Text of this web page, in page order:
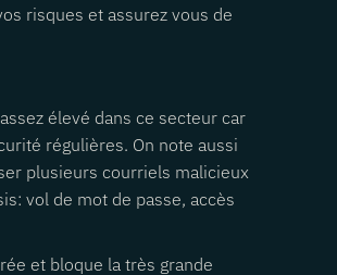
risques et assurez vous de
élevé dans ce secteur car
régulières. On note aussi
plusieurs courriels malicieux
vol de mot de passe, accès
et bloque la très grande